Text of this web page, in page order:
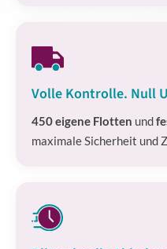
Volle Kontrolle. Null
450 eigene Flotten und
maximale Sicherheit und